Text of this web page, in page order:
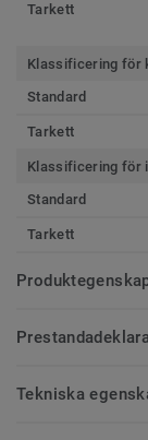
Tarkett
Klassificering för
Standard
Tarkett
Klassificering för
Standard
Tarkett
Tekniska